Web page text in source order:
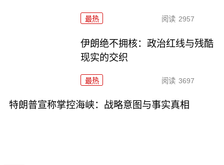
最热 阅读 2957
伊朗绝不拥核：政治红线与残酷
现实的交织
最热 阅读 3697
特朗普宣称掌控海峡：战略意图与事实真相